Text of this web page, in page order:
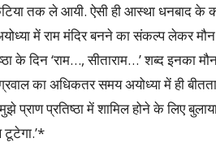
तक ले आयी. ऐसी ही आस्था धनबाद के
में राम मंदिर बनने का संकल्प लेकर
के दिन ‘राम…, सीताराम…’ शब्द इनका
का अधिकतर समय अयोध्या में ही
प्राण प्रतिष्ठा में शामिल होने के लिए